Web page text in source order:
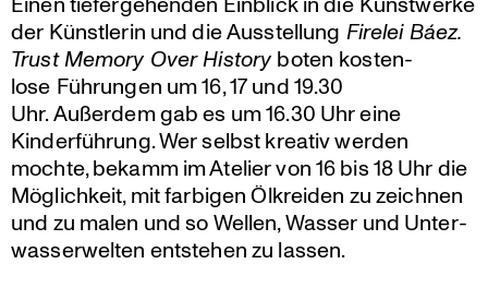
der Künst­lerin und die Ausstel­lung Firelei Báez.
Trust Memory Over Historyboten kosten­
lose Führungen um 16, 17 und 19.30
Uhr. Außerdem gab es um 16.30 Uhr eine
Kinder­füh­rung. Wer selbst kreativ werden
mochte, bekamm im Atelier von 16 bis 18 Uhr die
Möglich­keit, mit farbigen Ölkreiden zu zeichnen
und zu malen und so Wellen, Wasser und Unter­
was­ser­welten entstehen zu lassen.